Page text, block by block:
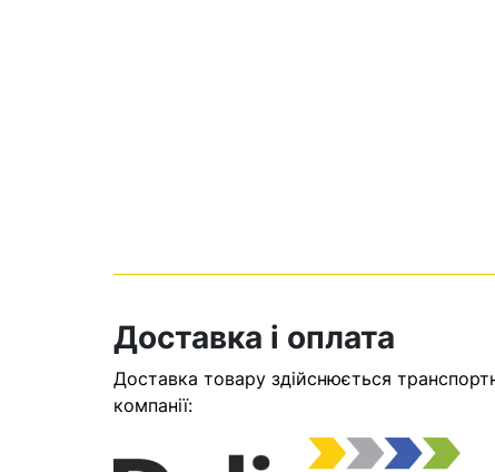
У кошику
Доставка і оплата
Доставка товару здійснюється
компанії: